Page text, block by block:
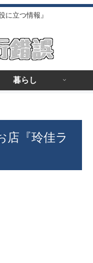
に立つ情報』
暮らし
店『玲佳ラ